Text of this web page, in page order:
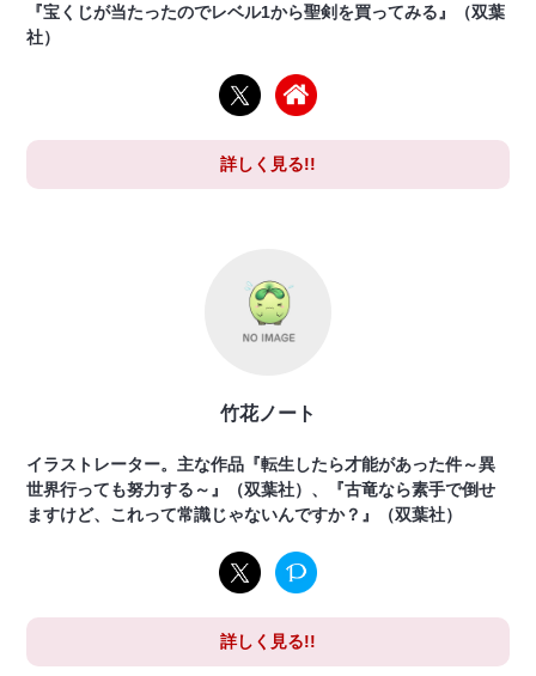
『宝くじが当たったのでレベル1から聖剣を買ってみる』（双葉
社）
詳しく見る!!
竹花ノート
イラストレーター。主な作品『転生したら才能があった件～異
世界行っても努力する～』（双葉社）、『古竜なら素手で倒せ
ますけど、これって常識じゃないんですか？』（双葉社）
詳しく見る!!